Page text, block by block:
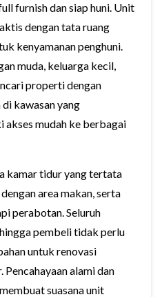
furnish dan siap huni. Unit
dengan tata ruang
kenyamanan penghuni.
muda, keluarga kecil,
properti dengan
kawasan yang
mudah ke berbagai
kamar tidur yang tertata
area makan, serta
perabotan. Seluruh
pembeli tidak perlu
untuk renovasi
alami dan
suasana unit